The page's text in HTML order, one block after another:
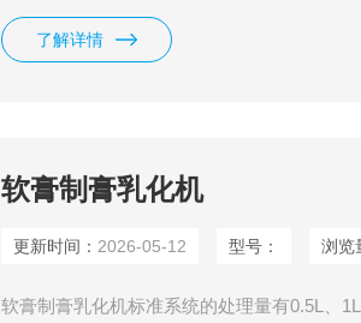
了解详情
软膏制膏乳化机
更新时间： 2026-05-12 型号： 浏览
软膏制膏乳化机标准系统的处理量有0.5L、